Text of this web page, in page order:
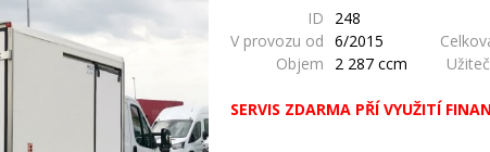
ID 248
V provozu od 6/2015
Objem
2 287 ccm
SERVIS ZDARMA PŘÍ VYUŽITÍ